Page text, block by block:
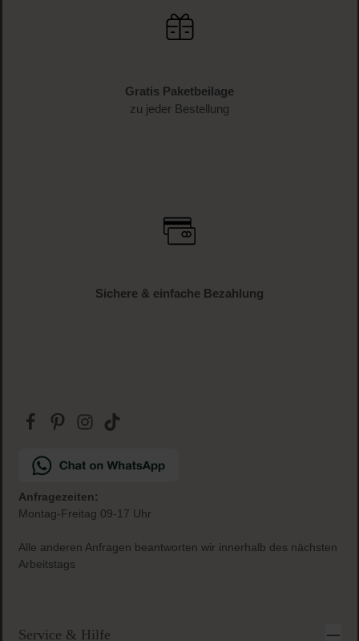
Gratis Paketbeilage
zu jeder Bestellung
Sichere & einfache Bezahlung
Anfragezeiten:
Montag-Freitag 09-17 Uhr
Alle anderen Anfragen beantworten wir innerhalb des nächsten
Arbeitstags
Service & Hilfe